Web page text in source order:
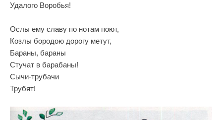
Удалого Воробья!
Ослы ему славу по нотам поют,
Козлы бородою дорогу метут,
Бараны, бараны
Стучат в барабаны!
Сычи-трубачи
Трубят!